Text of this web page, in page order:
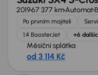
201967 377 kmAutomat
Po prvním majiteli
1.4 BoosterJet
+6
Měsíční splátka
od 3 114 Kč